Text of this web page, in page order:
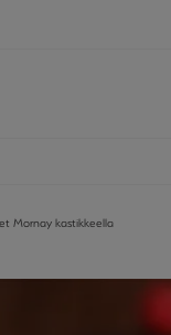
Mornay kastikkeella